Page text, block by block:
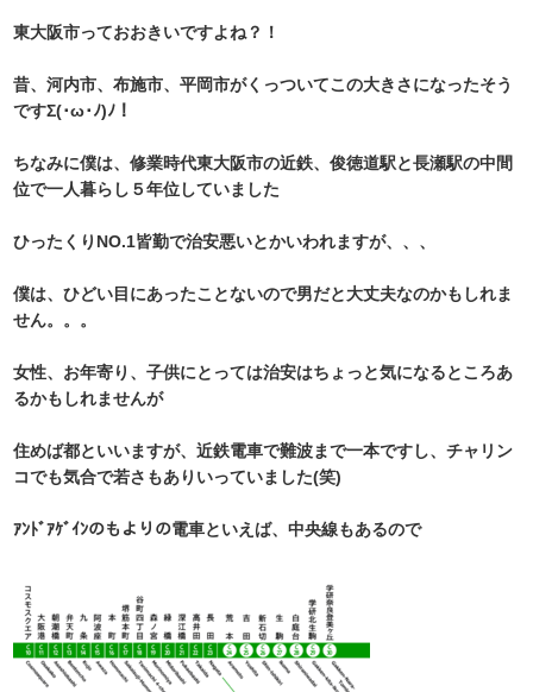
東大阪市っておおきいですよね？！
昔、河内市、布施市、平岡市がくっついてこの大きさになったそう
ですΣ(･ω･ﾉ)ﾉ！
ちなみに僕は、修業時代東大阪市の近鉄、俊徳道駅と長瀬駅の中間
位で一人暮らし５年位していました
ひったくりNO.1皆勤で治安悪いとかいわれますが、、、
僕は、ひどい目にあったことないので男だと大丈夫なのかもしれま
せん。。。
女性、お年寄り、子供にとっては治安はちょっと気になるところあ
るかもしれませんが
住めば都といいますが、近鉄電車で難波まで一本ですし、チャリン
コでも気合で若さもありいっていました(笑)
ｱﾝﾄﾞｱｹﾞｲﾝのもよりの電車といえば、中央線もあるので